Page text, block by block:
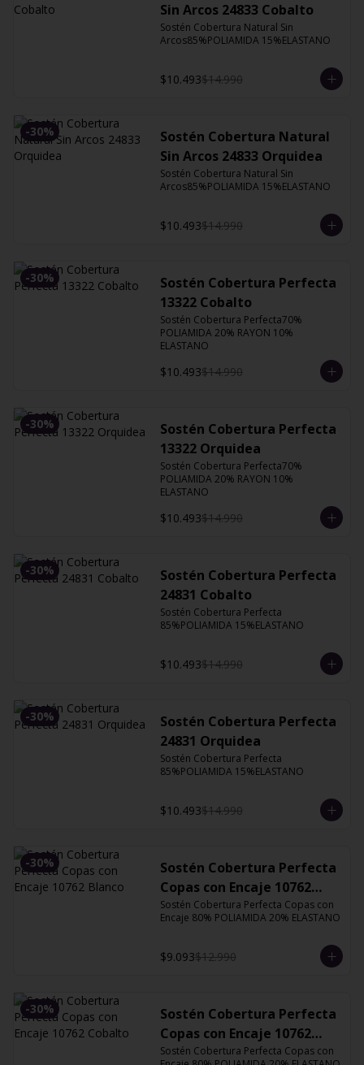
Sin Arcos 24833 Cobalto
Sostén Cobertura Natural Sin
Arcos85%POLIAMIDA 15%ELASTANO
$10.493$14.990
-30%
Sostén Cobertura Natural
Sin Arcos 24833 Orquidea
Sostén Cobertura Natural Sin
Arcos85%POLIAMIDA 15%ELASTANO
$10.493$14.990
-30%
Sostén Cobertura Perfecta
13322 Cobalto
Sostén Cobertura Perfecta70%
POLIAMIDA 20% RAYON 10%
ELASTANO
$10.493$14.990
-30%
Sostén Cobertura Perfecta
13322 Orquidea
Sostén Cobertura Perfecta70%
POLIAMIDA 20% RAYON 10%
ELASTANO
$10.493$14.990
-30%
Sostén Cobertura Perfecta
24831 Cobalto
Sostén Cobertura Perfecta
85%POLIAMIDA 15%ELASTANO
$10.493$14.990
-30%
Sostén Cobertura Perfecta
24831 Orquidea
Sostén Cobertura Perfecta
85%POLIAMIDA 15%ELASTANO
$10.493$14.990
-30%
Sostén Cobertura Perfecta
Copas con Encaje 10762
Blanco
Sostén Cobertura Perfecta Copas con
Encaje 80% POLIAMIDA 20% ELASTANO
$9.093$12.990
-30%
Sostén Cobertura Perfecta
Copas con Encaje 10762
Cobalto
Sostén Cobertura Perfecta Copas con